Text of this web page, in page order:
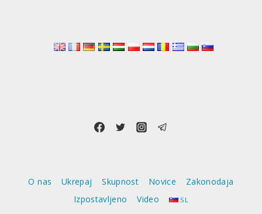
O nas Ukrepaj Skupnost Novice
Zakonodaja
Izpostavljeno
Video SL